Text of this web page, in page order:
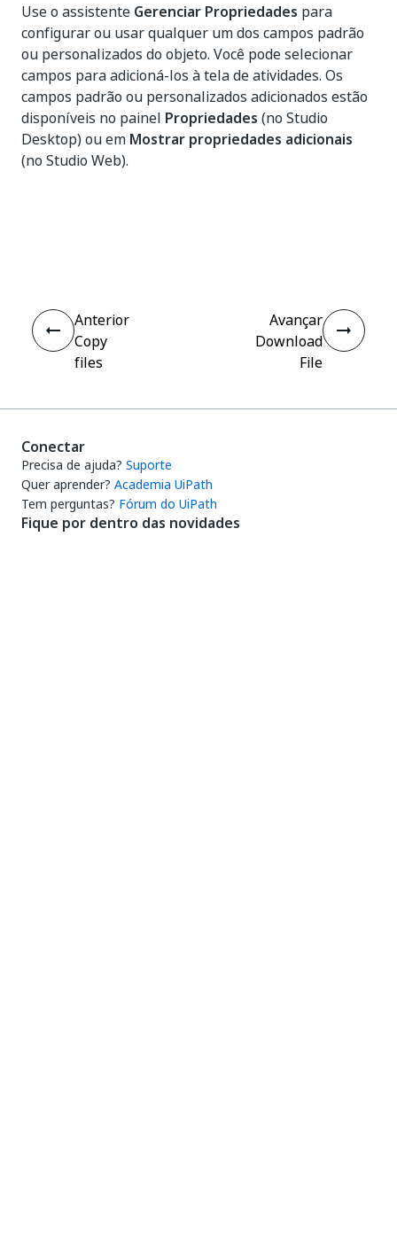
Use o assistente Gerenciar Propriedades para
configurar ou usar qualquer um dos campos padrão
ou personalizados do objeto. Você pode selecionar
campos para adicioná-los à tela de atividades. Os
campos padrão ou personalizados adicionados estão
disponíveis no painel Propriedades (no Studio
Desktop) ou em Mostrar propriedades adicionais
(no Studio Web).
Anterior
Copy
files
Avançar
Download
File
Conectar
Precisa de ajuda? Suporte
Quer aprender? Academia UiPath
Tem perguntas? Fórum do UiPath
Fique por dentro das novidades